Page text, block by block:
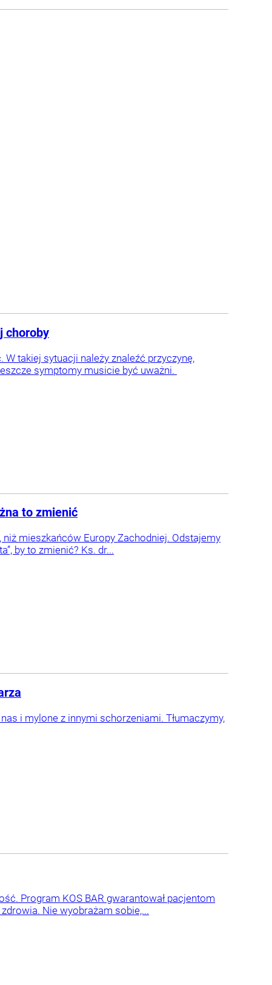
choroby
takiej sytuacji należy znaleźć przyczynę,
symptomy musicie być uważni.
to zmienić
niż mieszkańców Europy Zachodniej. Odstajemy
by to zmienić? Ks. dr...
i mylone z innymi schorzeniami. Tłumaczymy,
Program KOS BAR gwarantował pacjentom
Nie wyobrażam sobie,...